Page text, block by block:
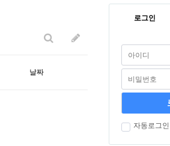
날짜
로그인
자동로그인